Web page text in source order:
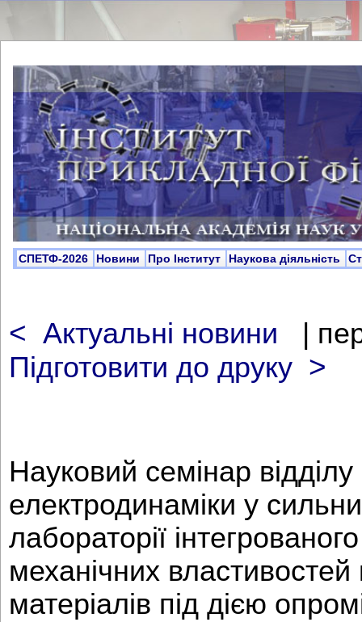
СПЕТФ-2026 Новини Про Інститут Наукова діяльність
< Актуальні новини
|
Підготовити до друку >
Науковий семінар відділу
електродинаміки у
лабораторії
механічних властивостей
матеріалів під дією